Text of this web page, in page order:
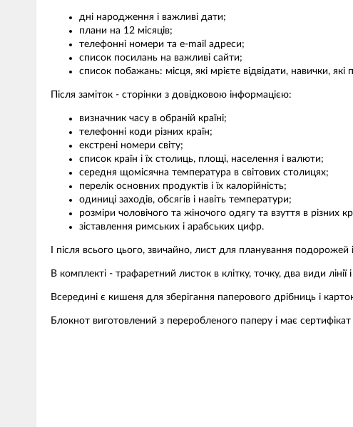
дні народження і важливі дати;
плани на 12 місяців;
телефонні номери та e-mail адреси;
список посилань на важливі сайти;
список побажань: місця, які мрієте відвідати, навички,
Після заміток - сторінки з довідковою інформацією:
визначник часу в обраній країні;
телефонні коди різних країн;
екстрені номери світу;
список країн і їх столиць, площі, населення і валюти;
середня щомісячна температура в світових столицях;
перелік основних продуктів і їх калорійність;
одиниці заходів, обсягів і навіть температури;
розміри чоловічого та жіночого одягу та взуття в різних
зіставлення римських і арабських цифр.
І після всього цього, звичайно, лист для планування подорожей
В комплекті - трафаретний листок в клітку, точку, два види лінії
Всередині є кишеня для зберігання паперового дрібниць і
Блокнот виготовлений з переробленого паперу і має